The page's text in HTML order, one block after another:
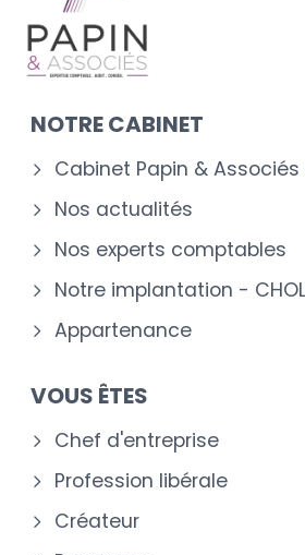
NOTRE CABINET
Cabinet Papin &
Nos actualités
Nos experts comptables
Notre implantation -
Appartenance
VOUS ÊTES
Chef d'entreprise
Profession libérale
Créateur